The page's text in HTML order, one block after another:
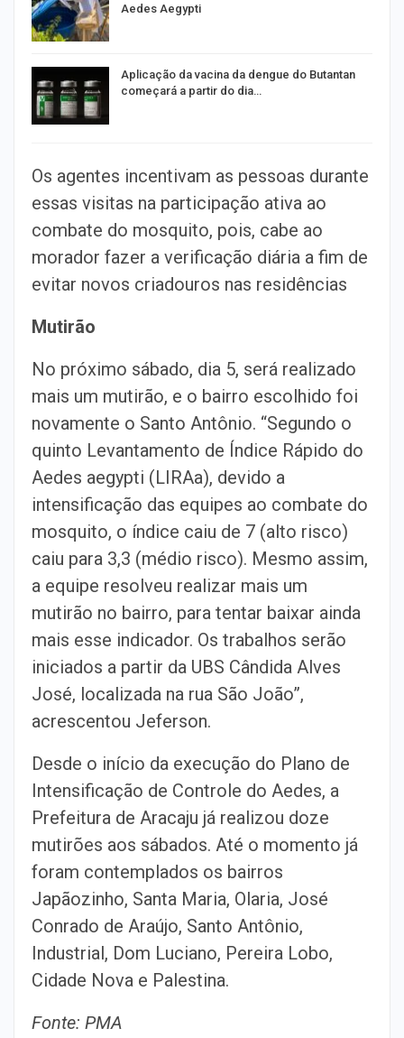
Aedes Aegypti
Aplicação da vacina da dengue do Butantan
começará a partir do dia…
Os agentes incentivam as pessoas durante
essas visitas na participação ativa ao
combate do mosquito, pois, cabe ao
morador fazer a verificação diária a fim de
evitar novos criadouros nas residências
Mutirão
No próximo sábado, dia 5, será realizado
mais um mutirão, e o bairro escolhido foi
novamente o Santo Antônio. “Segundo o
quinto Levantamento de Índice Rápido do
Aedes aegypti (LIRAa), devido a
intensificação das equipes ao combate do
mosquito, o índice caiu de 7 (alto risco)
caiu para 3,3 (médio risco). Mesmo assim,
a equipe resolveu realizar mais um
mutirão no bairro, para tentar baixar ainda
mais esse indicador. Os trabalhos serão
iniciados a partir da UBS Cândida Alves
José, localizada na rua São João”,
acrescentou Jeferson.
Desde o início da execução do Plano de
Intensificação de Controle do Aedes, a
Prefeitura de Aracaju já realizou doze
mutirões aos sábados. Até o momento já
foram contemplados os bairros
Japãozinho, Santa Maria, Olaria, José
Conrado de Araújo, Santo Antônio,
Industrial, Dom Luciano, Pereira Lobo,
Cidade Nova e Palestina.
Fonte: PMA